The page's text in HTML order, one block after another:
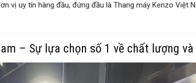
vị uy tín hàng đầu, đứng đầu là Thang máy Kenzo Việt
– Sự lựa chọn số 1 về chất lượng